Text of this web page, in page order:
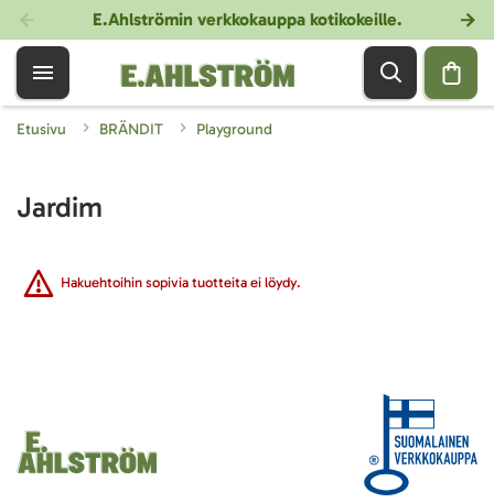
E.Ahlströmin verkkokauppa kotikokeille.
Etusivu BRÄNDIT Playground
Jardim
Hakuehtoihin sopivia tuotteita ei löydy.